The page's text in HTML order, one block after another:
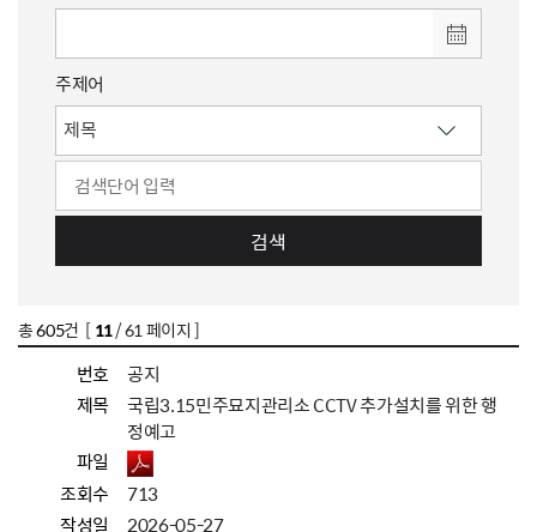
주제어
검색
총605건 [ 11/ 61 페이지 ]
번호
공지
제목
국립3.15민주묘지관리소 CCTV 추가설치를 위한 행
정예고
파일
조회수
713
작성일
2026-05-27